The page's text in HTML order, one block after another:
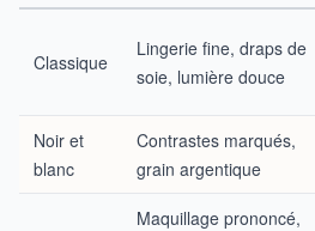
Classique
Lingerie fine, draps de
soie, lumière douce
Noir et
blanc
Contrastes marqués,
grain argentique
Maquillage prononcé,